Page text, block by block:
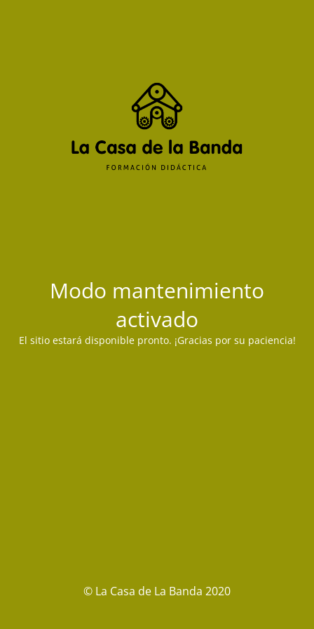
Modo mantenimiento
activado
El sitio estará disponible pronto. ¡Gracias por su paciencia!
© La Casa de La Banda 2020